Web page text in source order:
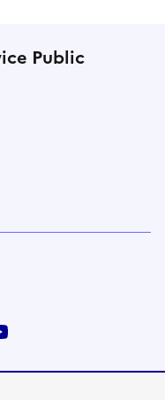
Public